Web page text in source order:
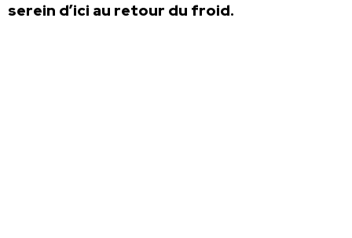
serein d’ici au retour du froid.